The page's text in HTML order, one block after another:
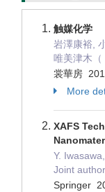
触媒化学
岩澤康裕,
唯美津木（
裳華房
More
XAFS
Y.
Joint author
Springer